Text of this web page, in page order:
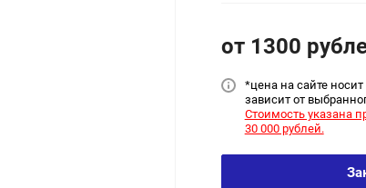
от 1300 руб
*цена на сайте
зависит от
Стоимость указана
30 000 рублей.